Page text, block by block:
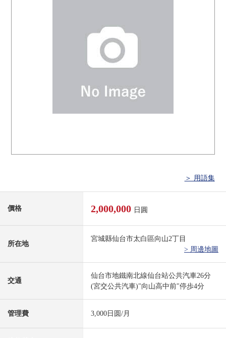
＞ 用語集
價格 2,000,000 日圓
所在地
宮城縣仙台市太白區向山2丁目
> 周邊地圖
交通
仙台市地鐵南北線仙台站公共汽車26分
(宮交公共汽車)"向山高中前"停歩4分
管理費 3,000日圆/月